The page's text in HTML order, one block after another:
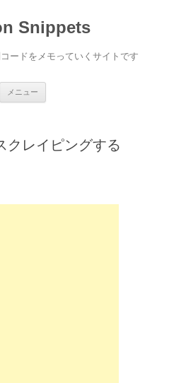
Snippets
ードをメモっていくサイトです
メニュー
クレイピングする